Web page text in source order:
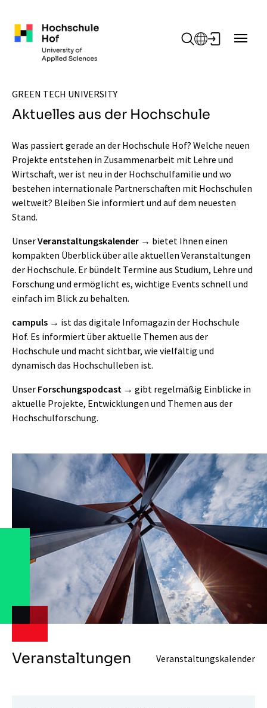
GREEN TECH UNIVERSITY
Aktuelles aus der Hochschule
Was passiert gerade an der Hochschule Hof? Welche neuen
Projekte entstehen in Zusammenarbeit mit Lehre und
Wirtschaft, wer ist neu in der Hochschulfamilie und wo
bestehen internationale Partnerschaften mit Hochschulen
weltweit? Bleiben Sie informiert und auf dem neuesten
Stand.
UnserVeranstaltungskalender
bietet Ihnen einen
kompakten Überblick über alle aktuellen Veranstaltungen
der Hochschule. Er bündelt Termine aus Studium, Lehre und
Forschung und ermöglicht es, wichtige Events schnell und
einfach im Blick zu behalten.
campuls
ist das digitale Infomagazin der Hochschule
Hof. Es informiert über aktuelle Themen aus der
Hochschule und macht sichtbar, wie vielfältig und
dynamisch das Hochschulleben ist.
Unser Forschungspodcast
gibt regelmäßig Einblicke in
aktuelle Projekte, Entwicklungen und Themen aus der
Hochschulforschung.
Veranstaltungen Veranstaltungskalender